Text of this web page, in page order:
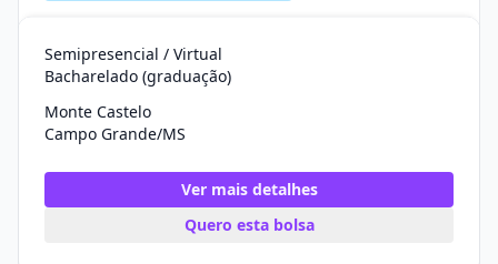
Semipresencial / Virtual
Bacharelado (graduação)
Monte Castelo
Campo Grande/MS
Ver mais detalhes
Quero esta bolsa